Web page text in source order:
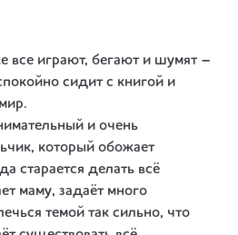
все играют, бегают и шумят –
сидит с книгой и
и очень
который обожает
старается делать всё
маму, задаёт много
темой так сильно, что